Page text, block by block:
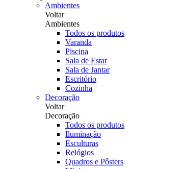
Ambientes
Voltar
Ambientes
Todos os produtos
Varanda
Piscina
Sala de Estar
Sala de Jantar
Escritório
Cozinha
Decoração
Voltar
Decoração
Todos os produtos
Iluminação
Esculturas
Relógios
Quadros e Pôsters